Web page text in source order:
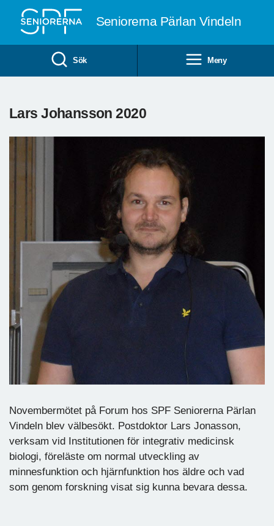
Seniorerna Pärlan Vindeln
Sök Meny
Lars Johansson 2020
Novembermötet på Forum hos SPF Seniorerna Pärlan
Vindeln blev välbesökt. Postdoktor Lars Jonasson,
verksam vid Institutionen för integrativ medicinsk
biologi, föreläste om normal utveckling av
minnesfunktion och hjärnfunktion hos äldre och vad
som genom forskning visat sig kunna bevara dessa.